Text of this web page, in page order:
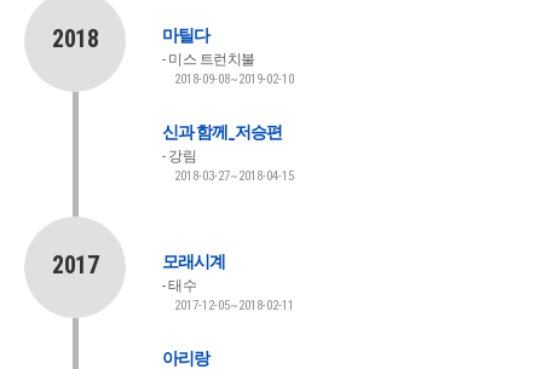
2018 마틸다
미스 트런치불
2018-09-08~2019-02-10
신과 함께_저승편
강림
2018-03-27~2018-04-15
2017 모래시계
태수
2017-12-05~2018-02-11
아리랑